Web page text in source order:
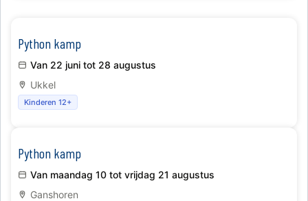
Python kamp
Van 22 juni tot 28 augustus
Ukkel
Kinderen 12+
Python kamp
Van maandag 10 tot vrijdag 21 augustus
Ganshoren